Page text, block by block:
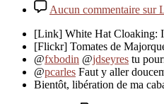
Aucun commentaire sur
[Link] White Hat Cloaking:
[Flickr] Tomates de
@fxbodin @jdseyres tu
@pcarles Faut y aller
Bientôt, libération de ma